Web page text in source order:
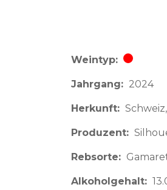
Weintyp
Jahrgang 2024
Herkunft Schweiz
Produzent
Rebsorte
Alkoholgehalt